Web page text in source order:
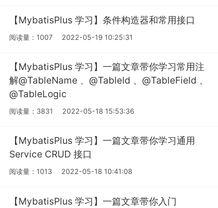
【MybatisPlus 学习】条件构造器和常用接口
阅读量：1007 2022-05-19 10:25:31
【MybatisPlus 学习】一篇文章带你学习常用注
解@TableName 、@TableId 、@TableField 、
@TableLogic
阅读量：3831 2022-05-18 15:53:36
【MybatisPlus 学习】一篇文章带你学习通用
Service CRUD 接口
阅读量：1013 2022-05-18 10:41:08
【MybatisPlus 学习】一篇文章带你入门